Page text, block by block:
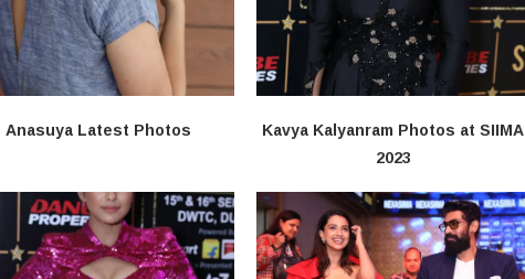
Anasuya Latest Photos
Kavya Kalyanram Photos at SIIMA
2023